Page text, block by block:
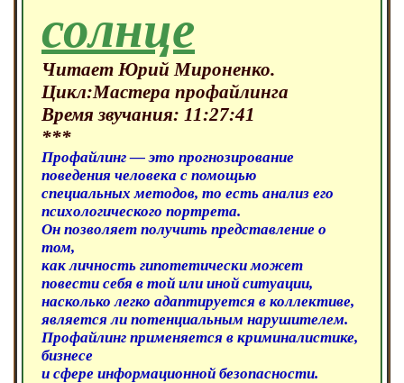
солнце
Читает Юрий Мироненко.
Цикл:Мастера профайлинга
Время звучания: 11:27:41
***
Профайлинг — это прогнозирование
поведения человека с помощью
специальных методов, то есть анализ его
психологического портрета.
Он позволяет получить представление о
том,
как личность гипотетически может
повести себя в той или иной ситуации,
насколько легко адаптируется в коллективе,
является ли потенциальным нарушителем.
Профайлинг применяется в криминалистике,
бизнесе
и сфере информационной безопасности.